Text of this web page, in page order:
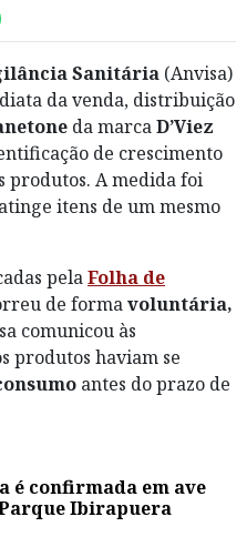
Sanitária (Anvisa)
da venda, distribuição
da marcaD’Viez
de crescimento
produtos. A medida foi
itens de um mesmo
pelaFolha de
de formavoluntária,
comunicou às
produtos haviam se
antes do prazo de
é confirmada em ave
Ibirapuera